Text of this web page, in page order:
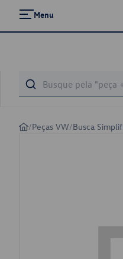
Menu
/Peças VW/Busca